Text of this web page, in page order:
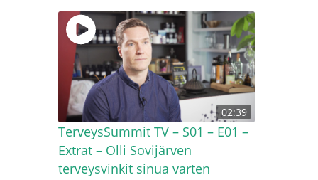
02:39
TerveysSummit TV – S01 – E01 –
Extrat – Olli Sovijärven
terveysvinkit sinua varten